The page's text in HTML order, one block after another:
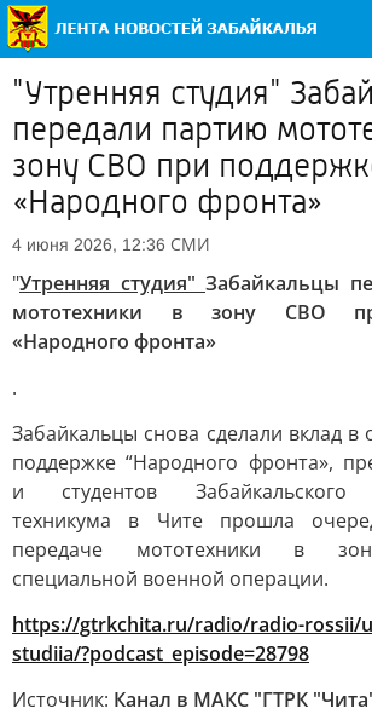
"Утренняя студия"
передали партию
зону СВО при
«Народного фронта»
4 июня 2026, 12:36 СМИ
"Утренняя студия" Забайкальцы
мототехники в зону СВО
«Народного фронта»
.
Забайкальцы снова сделали вклад
поддержке “Народного фронта»,
и студентов Забайкальского
техникума в Чите прошла
передаче мототехники в
специальной военной операции.
https://gtrkchita.ru/radio/radio-rossii/
studiia/?podcast_episode=28798
Источник: Канал в МАКС "ГТРК